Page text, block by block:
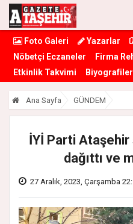
Foto Galeri Yazarlar
Nöbetçi Eczaneler
Firma
Etkinlik Takvimi
Biyografiler
Ana Sayfa GÜNDEM
İYİ Parti
dağıttı ve
27 Aralık, 2023, Çarşamba